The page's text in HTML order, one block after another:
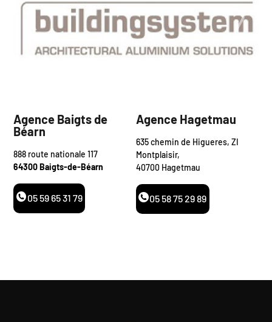
Agence Baigts de
Béarn
888 route nationale 117
64300 Baigts-de-Béarn
05 59 65 31 79
Agence Hagetmau
635 chemin de Higueres, ZI
Montplaisir,
40700 Hagetmau
05 58 75 29 89